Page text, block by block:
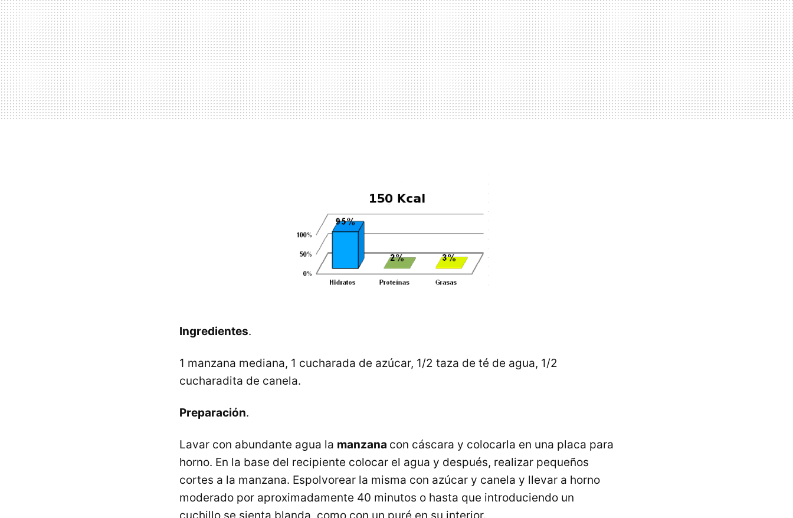
Ingredientes.
1 manzana mediana, 1 cucharada de azúcar, 1/2 taza de té de agua, 1/2
cucharadita de canela.
Preparación.
Lavar con abundante agua la manzana con cáscara y colocarla en una placa para
horno. En la base del recipiente colocar el agua y después, realizar pequeños
cortes a la manzana. Espolvorear la misma con azúcar y canela y llevar a horno
moderado por aproximadamente 40 minutos o hasta que introduciendo un
cuchillo se sienta blanda, como con un puré en su interior.